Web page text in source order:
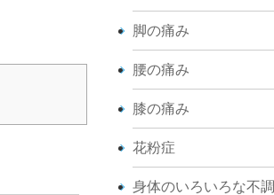
脚の痛み
腰の痛み
膝の痛み
花粉症
身体のいろいろな不調